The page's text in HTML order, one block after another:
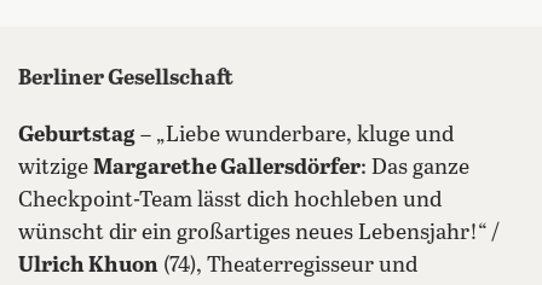
Berliner Gesellschaft
Geburtstag – „Liebe wunderbare, kluge und
witzige Margarethe Gallersdörfer: Das ganze
Checkpoint-Team lässt dich hochleben und
wünscht dir ein großartiges neues Lebensjahr!“ /
Ulrich Khuon (74), Theaterregisseur und